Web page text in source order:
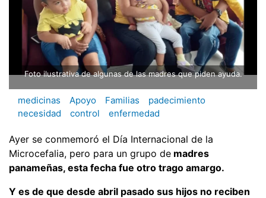
Foto ilustrativa de algunas de las madres que piden ayuda.
medicinas Apoyo Familias
padecimiento
necesidad
control enfermedad
Ayer se conmemoró el Día Internacional de la
Microcefalia, pero para un grupo de madres
panameñas, esta fecha fue otro trago amargo.
Y es de que desde abril pasado sus hijos no reciben